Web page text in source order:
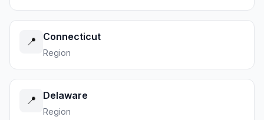
📍 Connecticut
Region
📍 Delaware
Region